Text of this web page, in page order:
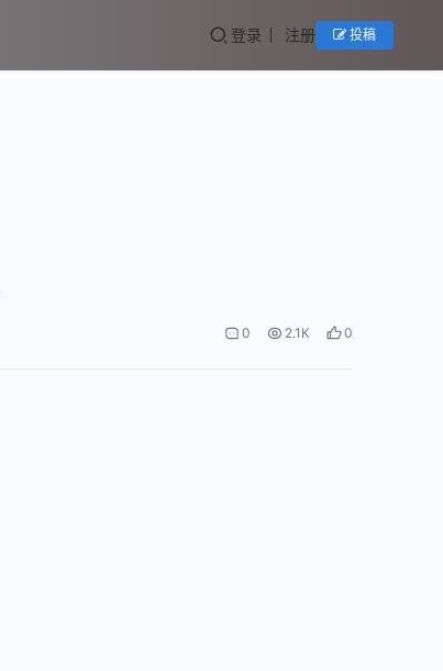
登录 注册 投稿
0 2.1K 0